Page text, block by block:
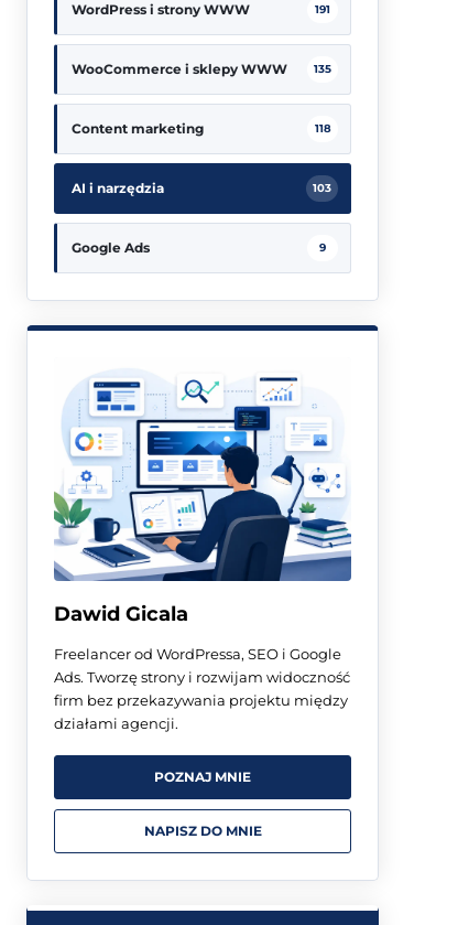
WordPress i strony WWW 191
WooCommerce i sklepy WWW 135
Content marketing 118
AI i narzędzia 103
Google Ads 9
Dawid Gicala
Freelancer od WordPressa, SEO i Google
Ads. Tworzę strony i rozwijam widoczność
firm bez przekazywania projektu między
działami agencji.
POZNAJ MNIE
NAPISZ DO MNIE